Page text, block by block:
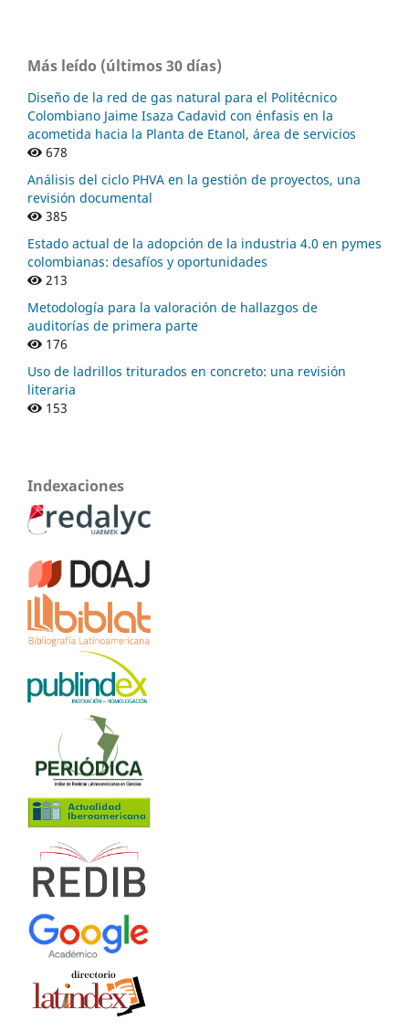
Más leído (últimos 30 días)
Diseño de la red de gas natural para el Politécnico
Colombiano Jaime Isaza Cadavid con énfasis en la
acometida hacia la Planta de Etanol, área de servicios
678
Análisis del ciclo PHVA en la gestión de proyectos, una
revisión documental
385
Estado actual de la adopción de la industria 4.0 en pymes
colombianas: desafíos y oportunidades
213
Metodología para la valoración de hallazgos de
auditorías de primera parte
176
Uso de ladrillos triturados en concreto: una revisión
literaria
153
Indexaciones